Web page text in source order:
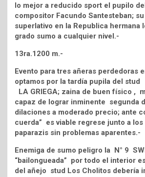
lo mejor a reducido sport el pupilo
compositor Facundo Santesteban;
superlativo en la Republica hermana
grado sumo a cualquier nivel.-
13ra.1200 m.-
Evento para tres añeras perdedoras
optamos por la tardía pupila del
LA GRIEGA; zaina de buen físico ,
capaz de lograr inminente segunda
dilaciones a moderado precio; ante
cuerda” es viable regrese junto a los
paparazis sin problemas aparentes.-
Enemiga de sumo peligro la N° 9
“bailongueada” por todo el interior
del añejo stud Los Cholitos debería